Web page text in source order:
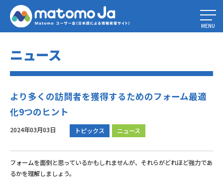
Home» より多くの訪問者を獲得するためのフォーム最適化9つのヒント
MENU
ニュース
より多くの訪問者を獲得するためのフォーム最適
化9つのヒント
2024年03月03日 トピックス ニュース
フォームを面倒と思っているかもしれませんが、それらがどれほど強力であ
るかを理解しましょう。